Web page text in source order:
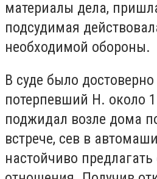
материалы дела,
подсудимая
необходимой обороны.
В суде было
потерпевший Н. около
поджидал возле дома
встрече, сев в
настойчиво